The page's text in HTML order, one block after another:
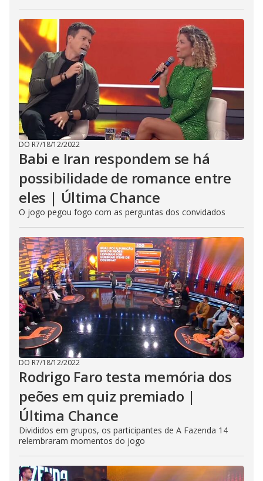
DO R7/18/12/2022
Babi e Iran respondem se há
possibilidade de romance entre
eles | Última Chance
O jogo pegou fogo com as perguntas dos convidados
DO R7/18/12/2022
Rodrigo Faro testa memória dos
peões em quiz premiado |
Última Chance
Divididos em grupos, os participantes de A Fazenda 14
relembraram momentos do jogo